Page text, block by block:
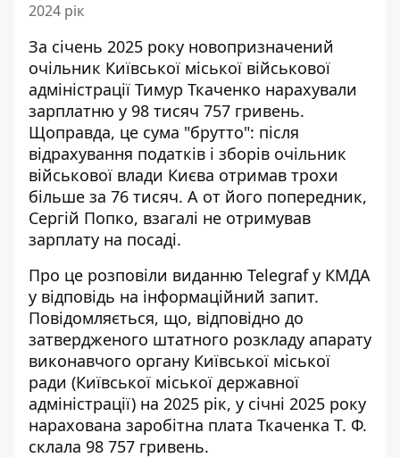
2024 рік
За січень 2025 року новопризначений
очільник Київської міської військової
адміністрації Тимур Ткаченко нарахували
зарплатню у 98 тисяч 757 гривень.
Щоправда, це сума "брутто": після
відрахування податків і зборів очільник
військової влади Києва отримав трохи
більше за 76 тисяч. А от його попередник,
Сергій Попко, взагалі не отримував
зарплату на посаді.
Про це розповіли виданню Telegraf у КМДА
у відповідь на інформаційний запит.
Повідомляється, що, відповідно до
затвердженого штатного розкладу апарату
виконавчого органу Київської міської
ради (Київської міської державної
адміністрації) на 2025 рік, у січні 2025 року
нарахована заробітна плата Ткаченка Т. Ф.
склала 98 757 гривень.